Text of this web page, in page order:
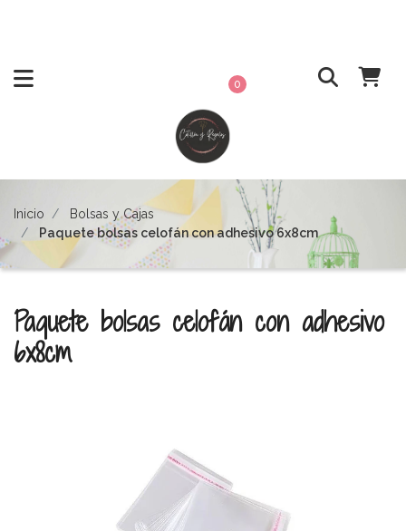
0
Inicio
Bolsas y Cajas
Paquete bolsas celofán con adhesivo 6x8cm
Paquete bolsas celofán con adhesivo
6x8cm